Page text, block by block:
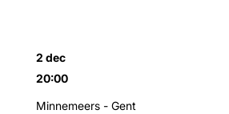
2 dec
20:00
Minnemeers - Gent